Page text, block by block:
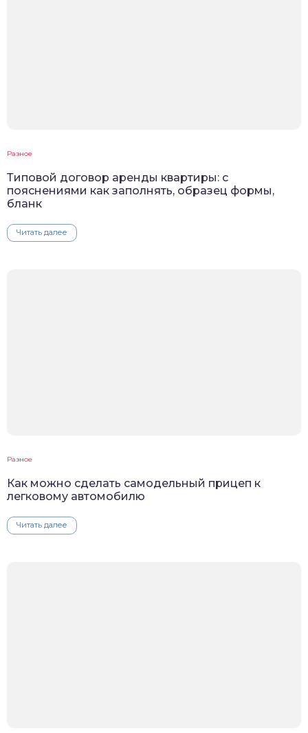
Разное
Типовой договор аренды квартиры: с
пояснениями как заполнять, образец формы,
бланк
Читать далее
Разное
Как можно сделать самодельный прицеп к
легковому автомобилю
Читать далее